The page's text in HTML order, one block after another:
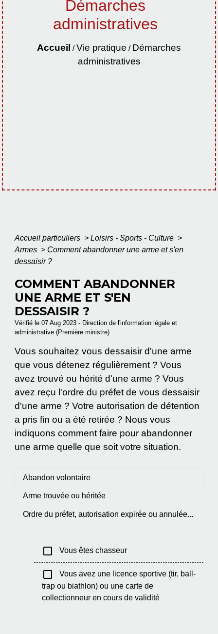
Démarches
administratives
Accueil /Vie pratique / Démarches
administratives
Accueil particuliers > Loisirs - Sports - Culture >
Armes > Comment abandonner une arme et s'en
dessaisir ?
COMMENT ABANDONNER
UNE ARME ET S'EN
DESSAISIR ?
Vérifié le 07 Aug 2023 - Direction de l'information légale et
administrative (Première ministre)
Vous souhaitez vous dessaisir d'une arme
que vous détenez régulièrement ? Vous
avez trouvé ou hérité d'une arme ? Vous
avez reçu l'ordre du préfet de vous dessaisir
d'une arme ? Votre autorisation de détention
a pris fin ou a été retirée ? Nous vous
indiquons comment faire pour abandonner
une arme quelle que soit votre situation.
Abandon volontaire
Arme trouvée ou héritée
Ordre du préfet, autorisation expirée ou annulée...
check_box_outline_blank Vous êtes chasseur
check_box_outline_blank
Vous avez une licence sportive (tir, ball-
trap ou biathlon) ou une carte de
collectionneur en cours de validité